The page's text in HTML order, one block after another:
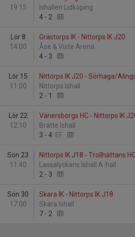
19:15
Ishallen Lidköping
4 - 2
Lör 8
14:00
Grästorps IK - Nittorps IK J20
Åse & Viste Arena
4 - 3
Lör 15
11:00
Nittorps IK J20 - Sörhaga/
Nittorps Ishall
2 - 1
Lör 22
12:10
Vänersborgs HC - Nittorps IK
Brätte Ishall
3 - 4 EF
Sön 23
11:40
Nittorps IK J18 - Trollhättans
Lassalyckans Ishall A-hall
2 - 3
Sön 30
17:00
Skara IK - Nittorps IK J18
Skara Ishall
7 - 2